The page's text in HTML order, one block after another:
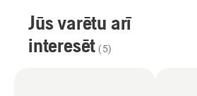
Jūs varētu arī
interesēt (5)